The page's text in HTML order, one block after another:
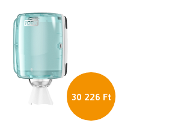
30 226 Ft